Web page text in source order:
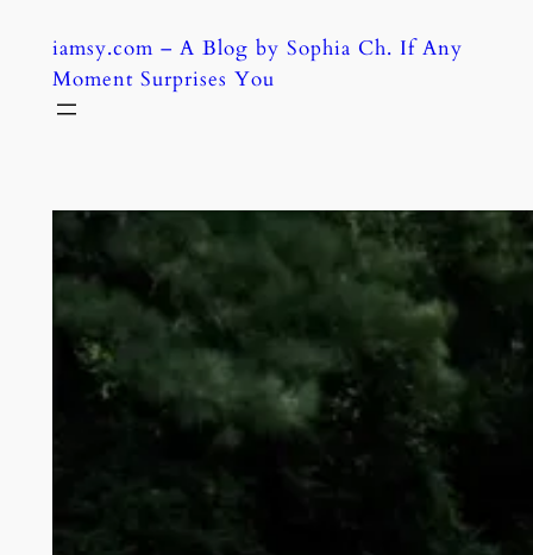
content
iamsy.com – A Blog by Sophia Ch. If Any
Moment Surprises You